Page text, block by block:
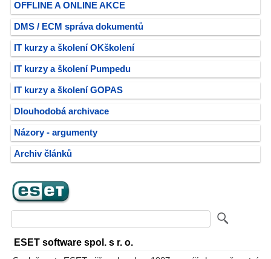
OFFLINE A ONLINE AKCE
DMS / ECM správa dokumentů
IT kurzy a školení OKškolení
IT kurzy a školení Pumpedu
IT kurzy a školení GOPAS
Dlouhodobá archivace
Názory - argumenty
Archiv článků
ESET software spol. s r. o.